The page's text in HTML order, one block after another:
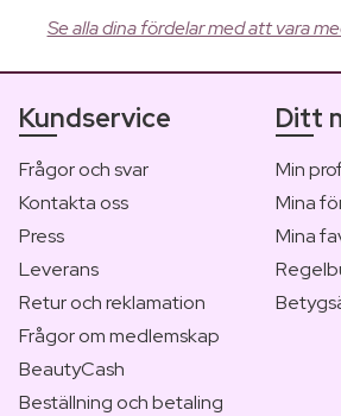
Se alla dina fördelar med att vara
Kundservice
Frågor och svar
Kontakta oss
Press
Leverans
Retur och reklamation
Frågor om medlemskap
BeautyCash
Beställning och betaling
Ditt
Min
Mina
Mina